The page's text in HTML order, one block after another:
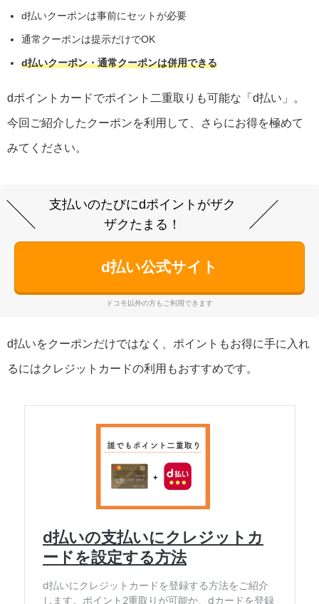
d払いクーポンは事前にセットが必要
通常クーポンは提示だけでOK
d払いクーポン・通常クーポンは併用できる
dポイントカードでポイント二重取りも可能な「d払い」。
今回ご紹介したクーポンを利用して、さらにお得を極めて
みてください。
支払いのたびにdポイントがザク
ザクたまる！
d払い公式サイト
ドコモ以外の方もご利用できます
d払いをクーポンだけではなく、ポイントもお得に手に入れ
るにはクレジットカードの利用もおすすめです。